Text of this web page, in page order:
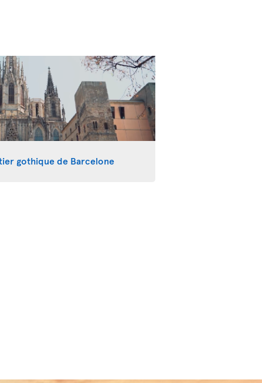
gothique de Barcelone